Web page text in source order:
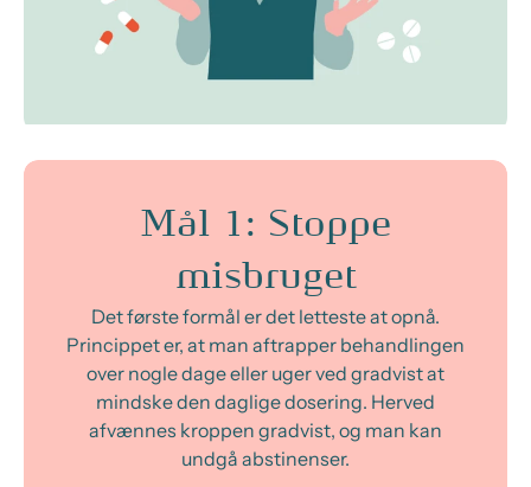
Mål 1: Stoppe
misbruget
Det første formål er det letteste at opnå.
Princippet er, at man aftrapper behandlingen
over nogle dage eller uger ved gradvist at
mindske den daglige dosering. Herved
afvænnes kroppen gradvist, og man kan
undgå abstinenser.